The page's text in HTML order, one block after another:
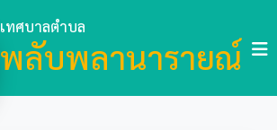
เทศบาลตำบล
พลับพลานารายณ์